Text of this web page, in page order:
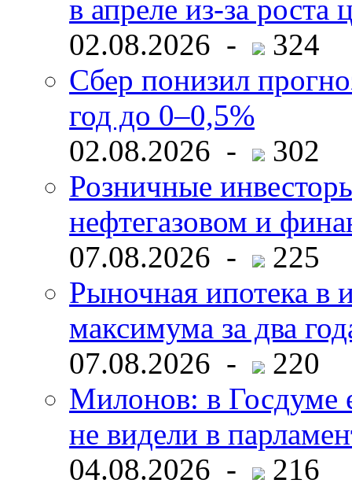
в апреле из-за роста
02.08.2026 -
324
Сбер понизил
год до 0–0,5%
02.08.2026 -
302
Розничные
нефтегазовом и
07.08.2026 -
225
Рыночная ипотека в
максимума за два
07.08.2026 -
220
Милонов: в Госдуме
не видели в
04.08.2026 -
216